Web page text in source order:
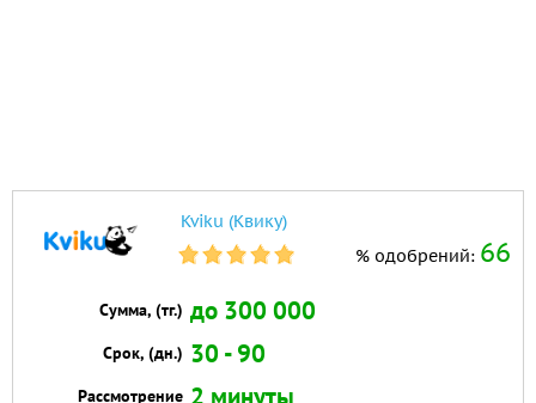
Kviku (Квику)
% одобрений: 66
Сумма, (тг.) до 300 000
Срок, (дн.) 30 - 90
Рассмотрение